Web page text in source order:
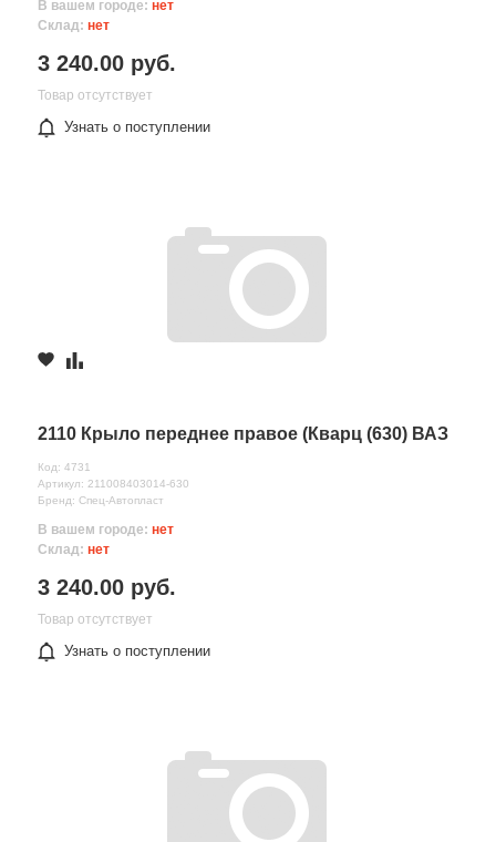
В вашем городе: нет
Склад: нет
3 240.00 руб.
Товар отсутствует
Узнать о поступлении
2110 Крыло переднее правое (Кварц (630) ВАЗ
Код: 4731
Артикул: 211008403014-630
Бренд: Спец-Автопласт
В вашем городе: нет
Склад: нет
3 240.00 руб.
Товар отсутствует
Узнать о поступлении